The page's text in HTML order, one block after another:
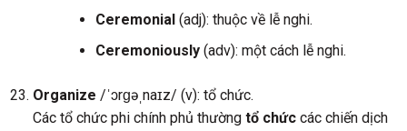
Ceremonial(adj): thuộc về lễ nghi.
Ceremoniously(adv): một cách lễ nghi.
Organize /ˈɔrɡəˌnaɪz/ (v): tổ chức.
Các tổ chức phi chính phủ thường tổ chứccác chiến dịch